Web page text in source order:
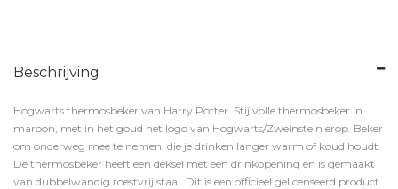
Beschrijving
Hogwarts thermosbeker van Harry Potter. Stijlvolle thermosbeker in
maroon, met in het goud het logo van Hogwarts/Zweinstein erop. Beker
om onderweg mee te nemen, die je drinken langer warm of koud houdt.
De thermosbeker heeft een deksel met een drinkopening en is gemaakt
van dubbelwandig roestvrij staal. Dit is een officieel gelicenseerd product